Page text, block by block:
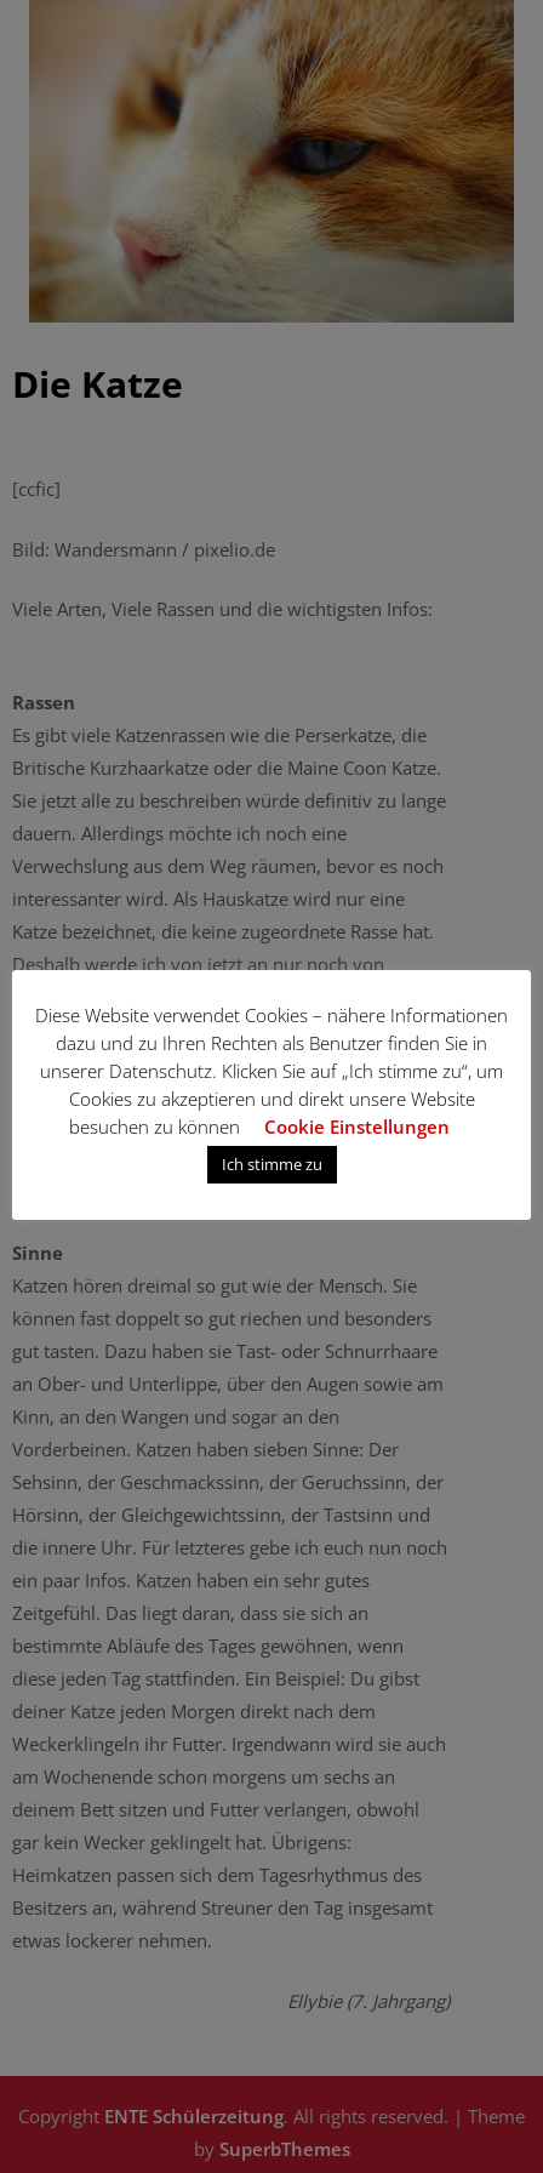
Die Katze
[ccfic]
Bild: Wandersmann / pixelio.de
Viele Arten, Viele Rassen und die wichtigsten Infos:
Rassen
Es gibt viele Katzenrassen wie die Perserkatze, die
Britische Kurzhaarkatze oder die Maine Coon Katze.
Sie jetzt alle zu beschreiben würde definitiv zu lange
dauern. Allerdings möchte ich noch eine
Verwechslung aus dem Weg räumen, bevor es noch
interessanter wird. Als Hauskatze wird nur eine
Katze bezeichnet, die keine zugeordnete Rasse hat.
Deshalb werde ich von jetzt an nur noch von
Hause halten, stammen größtenteils von der
nordafrikanischen Falbkatze ab. Es gibt insgesamt
drei große Gruppen: die Kleinkatzen, zu denen auch
unsere Heimkatzen (Ich nenne sie nicht Hauskatzen)
gehören, die Großkatzen wie Löwe und Tiger sowie
Sinne
Katzen hören dreimal so gut wie der Mensch. Sie
können fast doppelt so gut riechen und besonders
gut tasten. Dazu haben sie Tast- oder Schnurrhaare
an Ober- und Unterlippe, über den Augen sowie am
Kinn, an den Wangen und sogar an den
Vorderbeinen. Katzen haben sieben Sinne: Der
Sehsinn, der Geschmackssinn, der Geruchssinn, der
Hörsinn, der Gleichgewichtssinn, der Tastsinn und
die innere Uhr. Für letzteres gebe ich euch nun noch
ein paar Infos. Katzen haben ein sehr gutes
Zeitgefühl. Das liegt daran, dass sie sich an
bestimmte Abläufe des Tages gewöhnen, wenn
diese jeden Tag stattfinden. Ein Beispiel: Du gibst
deiner Katze jeden Morgen direkt nach dem
Weckerklingeln ihr Futter. Irgendwann wird sie auch
am Wochenende schon morgens um sechs an
deinem Bett sitzen und Futter verlangen, obwohl
gar kein Wecker geklingelt hat. Übrigens:
Heimkatzen passen sich dem Tagesrhythmus des
Besitzers an, während Streuner den Tag insgesamt
etwas lockerer nehmen.
Ellybie (7. Jahrgang)
Copyright ENTE Schülerzeitung. All rights reserved. | Theme
by SuperbThemes
Diese Website verwendet Cookies – nähere Informationen
dazu und zu Ihren Rechten als Benutzer finden Sie in
unserer Datenschutz. Klicken Sie auf „Ich stimme zu“, um
Cookies zu akzeptieren und direkt unsere Website
besuchen zu können
Cookie Einstellungen
Ich stimme zu